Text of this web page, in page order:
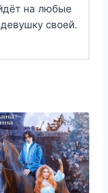
на любые
своей.